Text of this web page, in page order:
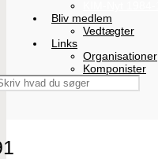
Bliv medlem
Vedtægter
Links
Organisationer
Komponister